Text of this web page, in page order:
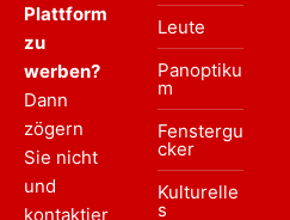
Plattform
zu
werben?
Dann
zögern
Sie nicht
und
kontaktier
Leute
Panoptiku
m
Fenstergu
cker
Kulturelle
s